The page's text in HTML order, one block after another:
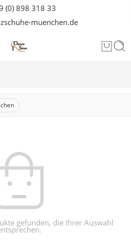
(0) 898 318 33
muenchen.de
gefunden, die Ihrer Auswahl